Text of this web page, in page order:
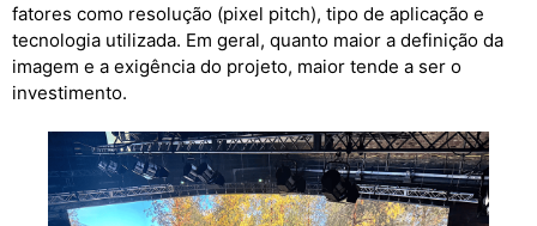
fatores como resolução (pixel pitch), tipo de aplicação e
tecnologia utilizada. Em geral, quanto maior a definição da
imagem e a exigência do projeto, maior tende a ser o
investimento.